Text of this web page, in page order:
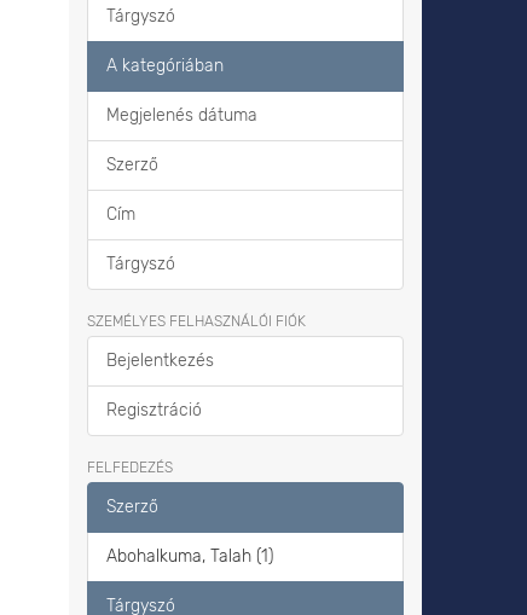
Tárgyszó
A kategóriában
Megjelenés dátuma
Szerző
Cím
Tárgyszó
SZEMÉLYES FELHASZNÁLÓI FIÓK
Bejelentkezés
Regisztráció
FELFEDEZÉS
Szerző
Abohalkuma, Talah (1)
Tárgyszó